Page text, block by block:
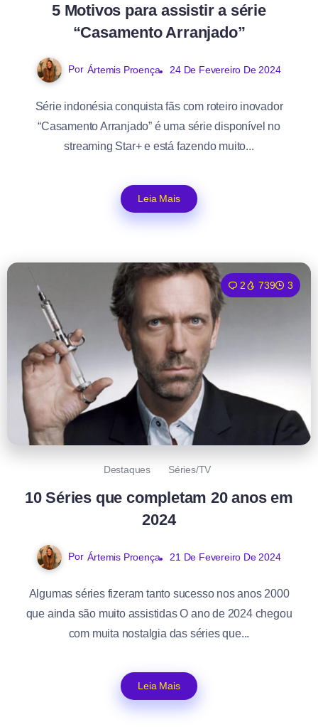
5 Motivos para assistir a série
“Casamento Arranjado”
Por Ártemis Proença 24 De Fevereiro De 2024
Série indonésia conquista fãs com roteiro inovador
“Casamento Arranjado” é uma série disponível no
streaming Star+ e está fazendo muito...
Leia Mais
2 739 3
Destaques Séries/TV
10 Séries que completam 20 anos em
2024
Por Ártemis Proença 21 De Fevereiro De 2024
Algumas séries fizeram tanto sucesso nos anos 2000
que ainda são muito assistidas O ano de 2024 chegou
com muita nostalgia das séries que...
Leia Mais